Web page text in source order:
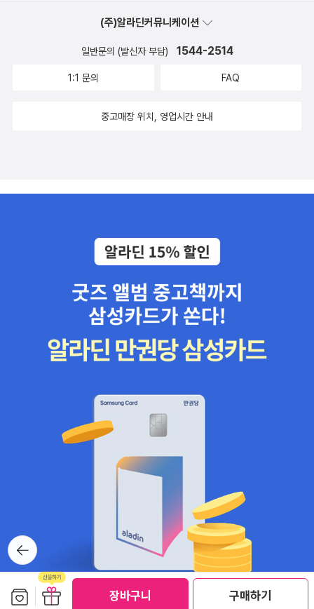
선물하기
장바구니 구매하기
뒤로가
기
(주)알라딘커뮤니케이션
일반문의 (발신자 부담) 1544-2514
1:1 문의 FAQ
중고매장 위치, 영업시간 안내